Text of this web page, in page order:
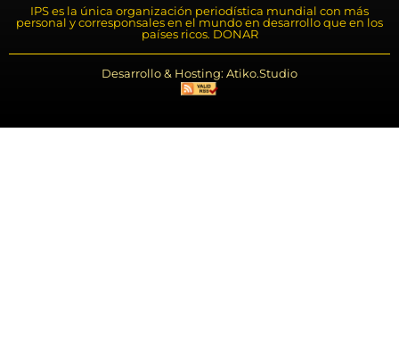
IPS es la única organización periodística mundial con más
personal y corresponsales en el mundo en desarrollo que en los
países ricos. DONAR
Desarrollo & Hosting: Atiko.Studio